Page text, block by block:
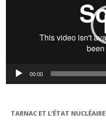
00:00
TARNAC ET L’ÉTAT NUCLÉAIRE